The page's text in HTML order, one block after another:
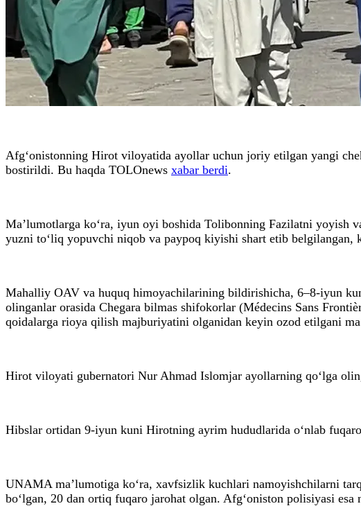
Afg‘onistonning Hirot viloyatida ayollar uchun joriy etilgan yangi
bostirildi. Bu haqda TOLOnews xabar berdi.
Ma’lumotlarga ko‘ra, iyun oyi boshida Tolibonning Fazilatni
yuzni to‘liq yopuvchi niqob va paypoq kiyishi shart etib belgilangan,
Mahalliy OAV va huquq himoyachilarining bildirishicha, 6–8-iyun
olinganlar orasida Chegara bilmas shifokorlar (Médecins Sans
qoidalarga rioya qilish majburiyatini olganidan keyin ozod etilgani
Hirot viloyati gubernatori Nur Ahmad Islomjar ayollarning qo‘lga
Hibslar ortidan 9-iyun kuni Hirotning ayrim hududlarida o‘nlab
UNAMA ma’lumotiga ko‘ra, xavfsizlik kuchlari namoyishchilarni
bo‘lgan, 20 dan ortiq fuqaro jarohat olgan. Afg‘oniston polisiyasi